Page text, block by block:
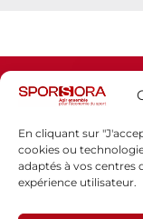
En cliquant sur
cookies ou
adaptés à vos centres
expérience utilisateur.